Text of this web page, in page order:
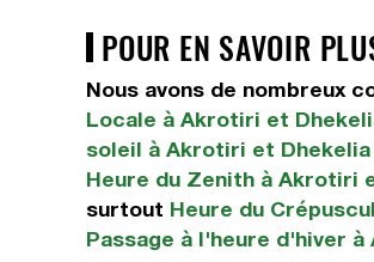
POUR EN SAVOIR
Nous avons de nombreux
Locale à Akrotiri et
soleil à Akrotiri et Dhekelia
Heure du Zenith à Akrotiri
surtout Heure du
Passage à l'heure d'hiver